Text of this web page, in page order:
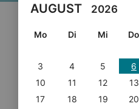
AUGUST 2026
Mo Di Mi Do
3
4 5 6
10
11 12 13
17
18 19 20